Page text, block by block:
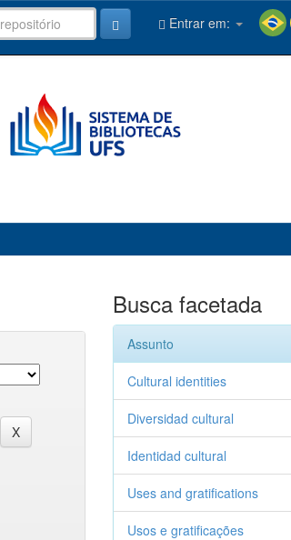
Entrar em:
Busca facetada
Assunto
Cultural identities
Diversidad cultural
Identidad cultural
Uses and gratifications
Usos e gratificações